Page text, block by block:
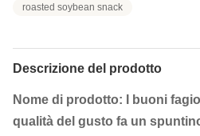
roasted soybean snack
Descrizione del prodotto
Nome di prodotto: I buoni
qualità del gusto fa un